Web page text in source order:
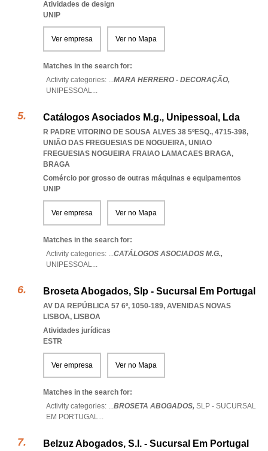
Atividades de design
UNIP
Ver empresa Ver no Mapa
Matches in the search for:
Activity categories: ...MARA HERRERO - DECORAÇÃO,
UNIPESSOAL...
Catálogos Asociados M.g., Unipessoal, Lda
R PADRE VITORINO DE SOUSA ALVES 38 5ºESQ., 4715-398,
UNIÃO DAS FREGUESIAS DE NOGUEIRA, UNIAO
FREGUESIAS NOGUEIRA FRAIAO LAMACAES BRAGA,
BRAGA
Comércio por grosso de outras máquinas e equipamentos
UNIP
Ver empresa Ver no Mapa
Matches in the search for:
Activity categories: ...CATÁLOGOS ASOCIADOS M.G.,
UNIPESSOAL...
Broseta Abogados, Slp - Sucursal Em Portugal
AV DA REPÚBLICA 57 6º, 1050-189, AVENIDAS NOVAS
LISBOA, LISBOA
Atividades jurídicas
ESTR
Ver empresa Ver no Mapa
Matches in the search for:
Activity categories: ...BROSETA ABOGADOS, SLP - SUCURSAL
EM PORTUGAL...
Belzuz Abogados, S.l. - Sucursal Em Portugal